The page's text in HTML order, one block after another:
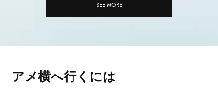
SEE MORE
アメ横へ行くには